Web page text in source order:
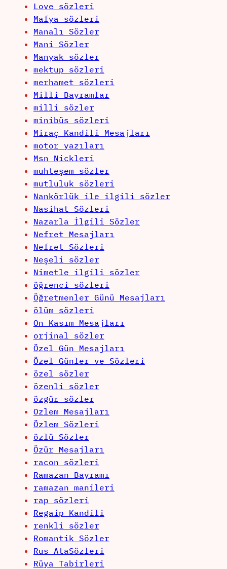
Love sözleri
Mafya sözleri
Manalı Sözler
Mani Sözler
Manyak sözler
mektup sözleri
merhamet sözleri
Milli Bayramlar
milli sözler
minibüs sözleri
Miraç Kandili Mesajları
motor yazıları
Msn Nickleri
muhteşem sözler
mutluluk sözleri
Nankörlük ile ilgili sözler
Nasihat Sözleri
Nazarla İlgili Sözler
Nefret Mesajları
Nefret Sözleri
Neşeli sözler
Nimetle ilgili sözler
öğrenci sözleri
Öğretmenler Günü Mesajları
ölüm sözleri
On Kasım Mesajları
orjinal sözler
Özel Gün Mesajları
Özel Günler ve Sözleri
özel sözler
özenli sözler
özgür sözler
Ozlem Mesajları
Özlem Sözleri
özlü Sözler
Özür Mesajları
racon sözleri
Ramazan Bayramı
ramazan manileri
rap sözleri
Regaip Kandili
renkli sözler
Romantik Sözler
Rus AtaSözleri
Rüya Tabirleri